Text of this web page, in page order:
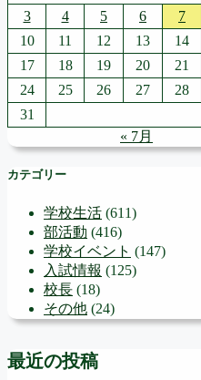
3
4 5 6 7
10
11 12 13 14
17
18 19 20 21
24
25 26 27 28
31
« 7月
カテゴリー
学校生活 (611)
部活動 (416)
学校イベント (147)
入試情報 (125)
校長 (18)
その他 (24)
最近の投稿